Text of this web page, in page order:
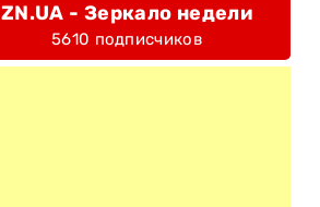
ZN.UA - Зеркало недели
5610 подписчиков